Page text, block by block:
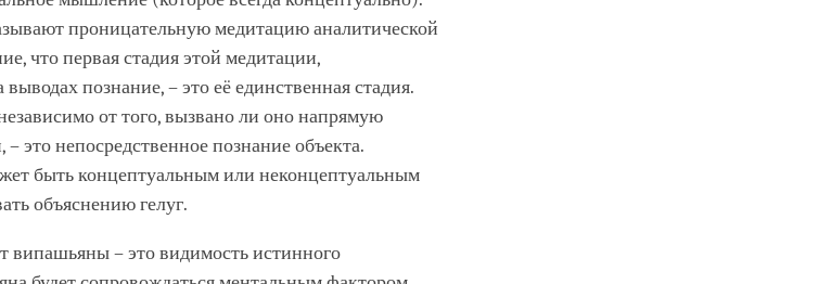
проницательную медитацию аналитической
что первая стадия этой медитации,
познание, – это её единственная стадия.
от того, вызвано ли оно напрямую
это непосредственное познание объекта.
быть концептуальным или неконцептуальным
объяснению гелуг.
випашьяны – это видимость истинного